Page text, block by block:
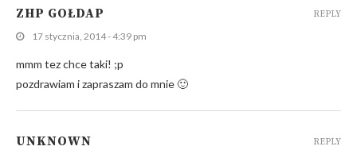
ZHP GOŁDAP
17 stycznia, 2014 - 4:39 pm
mmm tez chce taki! ;p
pozdrawiam i zapraszam do mnie 🙂
REPLY
UNKNOWN REPLY